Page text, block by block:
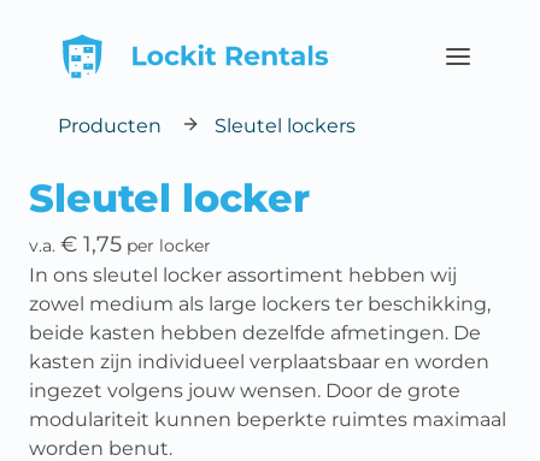
Open
Producten Sleutel lockers
Sleutel locker
v.a. € 1,75 per locker
In ons sleutel locker assortiment hebben wij
zowel medium als large lockers ter beschikking,
beide kasten hebben dezelfde afmetingen. De
kasten zijn individueel verplaatsbaar en worden
ingezet volgens jouw wensen. Door de grote
modulariteit kunnen beperkte ruimtes maximaal
worden benut.